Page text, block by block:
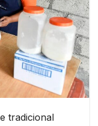
tradicional